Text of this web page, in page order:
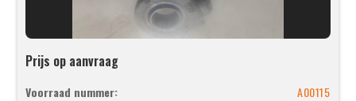
Prijs op aanvraag
Voorraad nummer:
A00115